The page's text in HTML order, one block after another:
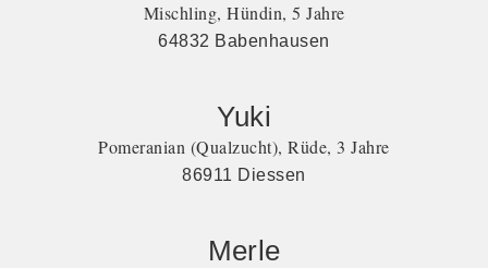
Mischling, Hündin, 5 Jahre
64832 Babenhausen
Yuki
Pomeranian (Qualzucht), Rüde, 3 Jahre
86911 Diessen
Merle